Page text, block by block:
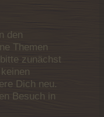
den
Themen
zunächst
Dich neu.
Besuch in